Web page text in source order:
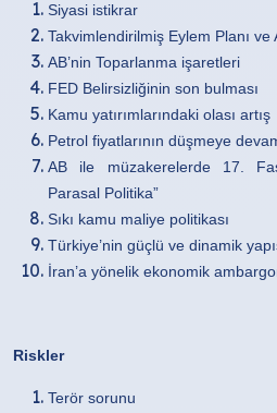
Siyasi istikrar
Takvimlendirilmiş Eylem Planı
AB’nin Toparlanma işaretleri
FED Belirsizliğinin son bulması
Kamu yatırımlarındaki olası artış
Petrol fiyatlarının düşmeye
AB ile müzakerelerde 17.
Parasal Politika”
Sıkı kamu maliye politikası
Türkiye’nin güçlü ve dinamik
İran’a yönelik ekonomik
Riskler
Terör sorunu